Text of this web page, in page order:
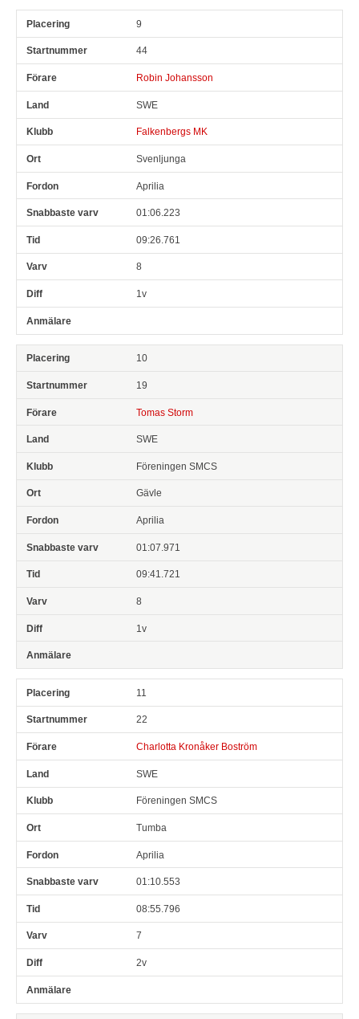
9
44
Robin Johansson
SWE
Falkenbergs MK
Svenljunga
Aprilia
01:06.223
09:26.761
8
1v
10
19
Tomas Storm
SWE
Föreningen SMCS
Gävle
Aprilia
01:07.971
09:41.721
8
1v
11
22
Charlotta Kronåker Boström
SWE
Föreningen SMCS
Tumba
Aprilia
01:10.553
08:55.796
7
2v